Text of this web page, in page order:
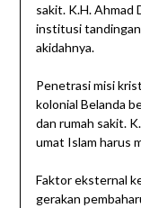
sakit. K.H. Ahmad
institusi
akidahnya.
Penetrasi misi
kolonial Belanda
dan rumah sakit.
umat Islam harus
Faktor eksternal
gerakan